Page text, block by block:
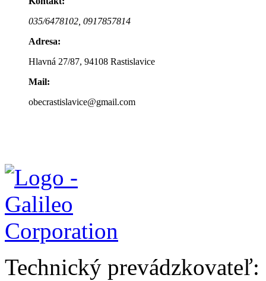
035/6478102, 0917857814
Adresa:
Hlavná 27/87, 94108 Rastislavice
Mail:
obecrastislavice@gmail.com
Technický prevádzkovateľ: